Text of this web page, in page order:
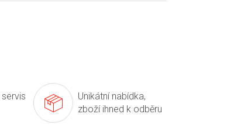
Unikátní nabídka,
zboží ihned k odběru